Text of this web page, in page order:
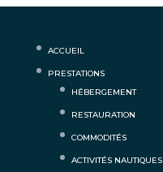
ACCUEIL
PRESTATIONS
HÉBERGEMENT
RESTAURATION
COMMODITÉS
ACTIVITÉS NAUTIQUES